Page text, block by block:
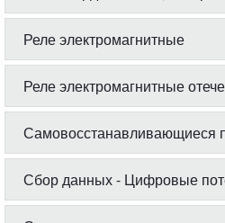
Реле электромагнитные
Реле электромагнитные
Самовосстанавливающиеся
Сбор данных - Цифровые